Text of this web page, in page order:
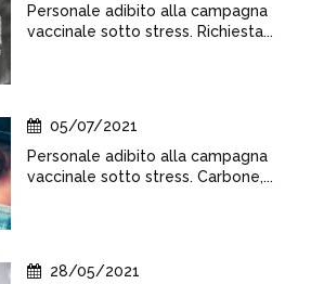
Personale adibito alla campagna
vaccinale sotto stress. Richiesta...
05/07/2021
Personale adibito alla campagna
vaccinale sotto stress. Carbone,...
28/05/2021